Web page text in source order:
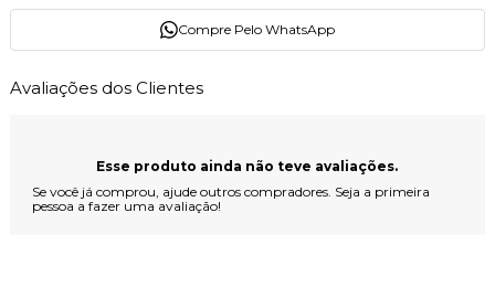
Compre Pelo WhatsApp
Avaliações dos Clientes
Esse produto ainda não teve avaliações.
Se você já comprou, ajude outros compradores. Seja a primeira
pessoa a fazer uma avaliação!